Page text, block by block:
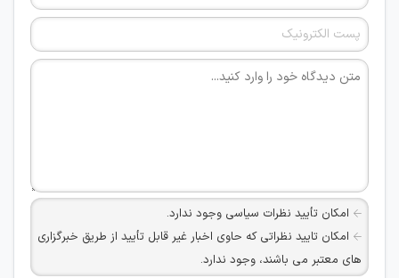
امکان تأیید نظرات سیاسی وجود ندارد.
امکان تایید نظراتی که حاوی اخبار غیر قابل تأیید از طریق خبرگزاری
های معتبر می باشند، وجود ندارد.